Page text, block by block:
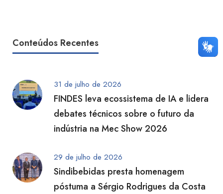
Conteúdos Recentes
31 de julho de 2026
FINDES leva ecossistema de IA e lidera
debates técnicos sobre o futuro da
indústria na Mec Show 2026
29 de julho de 2026
Sindibebidas presta homenagem
póstuma a Sérgio Rodrigues da Costa